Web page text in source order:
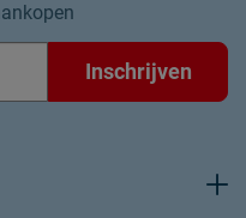
Inschrijven